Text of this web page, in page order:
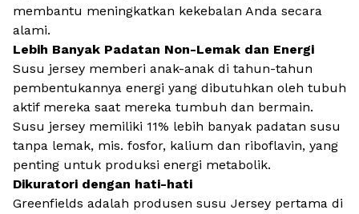
membantu meningkatkan kekebalan Anda secara
alami.
Lebih Banyak Padatan Non-Lemak dan Energi
Susu jersey memberi anak-anak di tahun-tahun
pembentukannya energi yang dibutuhkan oleh tubuh
aktif mereka saat mereka tumbuh dan bermain.
Susu jersey memiliki 11% lebih banyak padatan susu
tanpa lemak, mis. fosfor, kalium dan riboflavin, yang
penting untuk produksi energi metabolik.
Dikuratori dengan hati-hati
Greenfields adalah produsen susu Jersey pertama di